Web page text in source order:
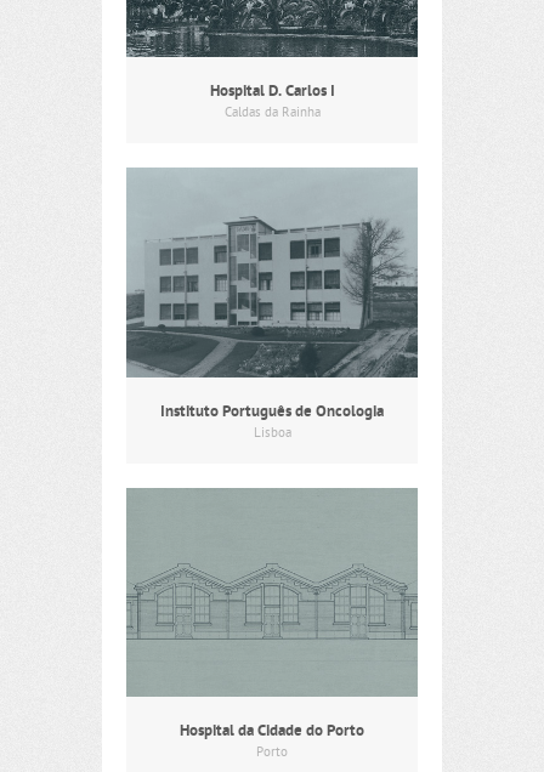
Hospital D. Carlos I
Caldas da Rainha
Instituto Português de Oncologia
Lisboa
Hospital da Cidade do Porto
Porto